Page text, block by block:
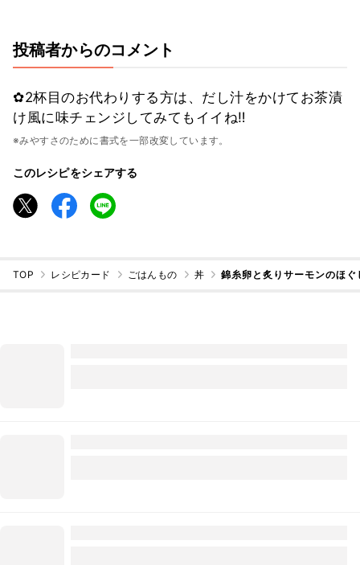
投稿者からのコメント
✿2杯目のお代わりする方は、だし汁をかけてお茶漬
け風に味チェンジしてみてもイイね‼︎
※みやすさのために書式を一部改変しています。
このレシピをシェアする
TOP レシピカード ごはんもの 丼 錦糸卵と炙りサーモンのほぐ